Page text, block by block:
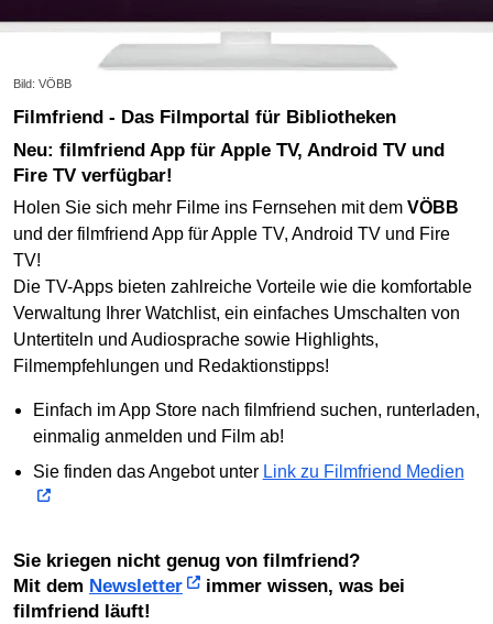
Bild: VÖBB
Filmfriend - Das Filmportal für Bibliotheken
Neu: filmfriend App für Apple TV, Android TV und
Fire TV verfügbar!
Holen Sie sich mehr Filme ins Fernsehen mit dem VÖBB
und der filmfriend App für Apple TV, Android TV und Fire
TV!
Die TV-Apps bieten zahlreiche Vorteile wie die komfortable
Verwaltung Ihrer Watchlist, ein einfaches Umschalten von
Untertiteln und Audiosprache sowie Highlights,
Filmempfehlungen und Redaktionstipps!
Einfach im App Store nach filmfriend suchen, runterladen,
einmalig anmelden und Film ab!
Sie finden das Angebot unter Link zu Filmfriend Medien
Sie kriegen nicht genug von filmfriend?
Mit dem Newsletter
immer wissen, was bei
filmfriend läuft!